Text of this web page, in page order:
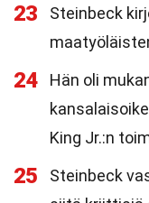
23
Steinbeck
24
Hän oli
King Jr.:n
25
Steinbeck